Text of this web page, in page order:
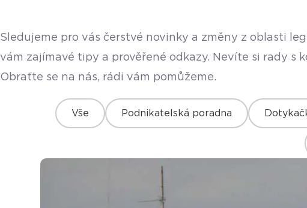
Sledujeme pro vás čerstvé novinky a změny z oblasti
vám zajímavé tipy a prověřené odkazy. Nevíte si rady
Obraťte se na nás, rádi vám pomůžeme.
Vše Podnikatelská poradna